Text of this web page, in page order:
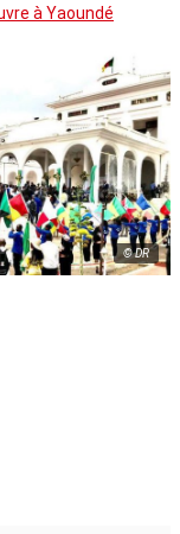
à Yaoundé
© DR